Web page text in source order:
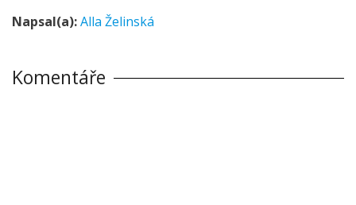
Napsal(a):Alla Želinská
Komentáře